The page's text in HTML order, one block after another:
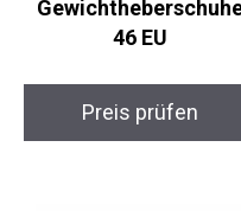
Gewichtheberschuhe
46 EU
Preis prüfen